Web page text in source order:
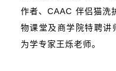
作者、CAAC 伴侣猫洗
物课堂及商学院特聘讲
为学专家王烁老师。